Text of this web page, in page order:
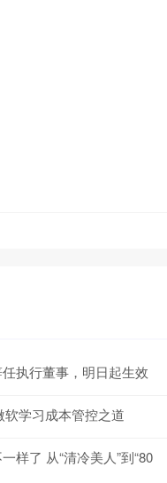
执行董事，明日起生效
学习成本管控之道
样了 从“清冷美人”到“80